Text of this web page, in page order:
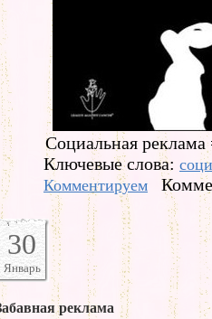
Социальная реклама
Ключевые слова:
Комментируем
30
Январь
реклама